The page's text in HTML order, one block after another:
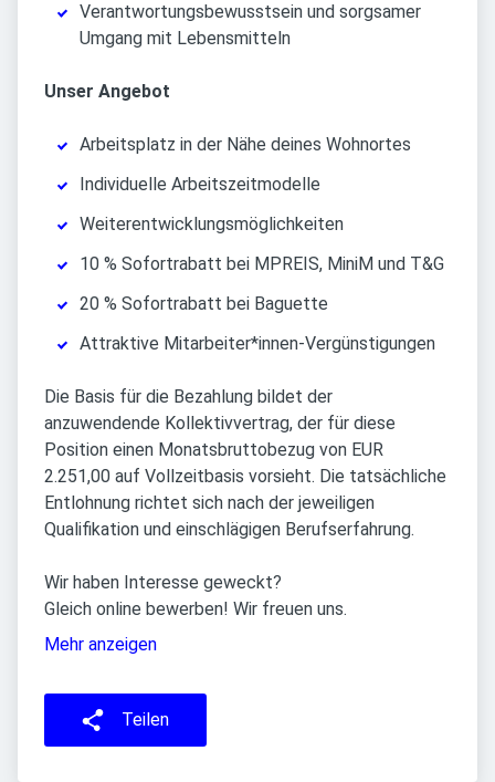
Verantwortungsbewusstsein und sorgsamer
Umgang mit Lebensmitteln
Unser Angebot
Arbeitsplatz in der Nähe deines Wohnortes
Individuelle Arbeitszeitmodelle
Weiterentwicklungsmöglichkeiten
10 % Sofortrabatt bei MPREIS, MiniM und T&G
20 % Sofortrabatt bei Baguette
Attraktive Mitarbeiter*innen-Vergünstigungen
Die Basis für die Bezahlung bildet der
anzuwendende Kollektivvertrag, der für diese
Position einen Monatsbruttobezug von EUR
2.251,00 auf Vollzeitbasis vorsieht. Die tatsächliche
Entlohnung richtet sich nach der jeweiligen
Qualifikation und einschlägigen Berufserfahrung.
Wir haben Interesse geweckt?
Gleich online bewerben! Wir freuen uns.
Mehr anzeigen
Teilen